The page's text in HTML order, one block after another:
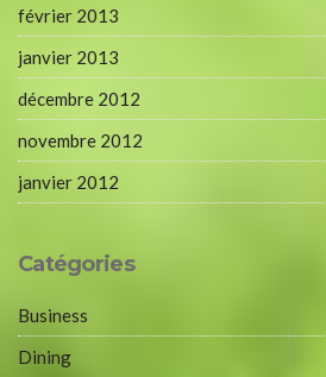
février 2013
janvier 2013
décembre 2012
novembre 2012
janvier 2012
Catégories
Business
Dining